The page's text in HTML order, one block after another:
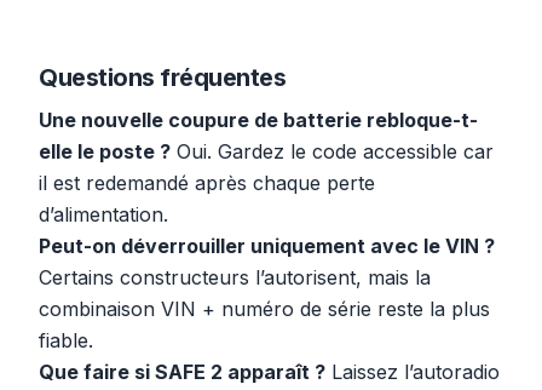
Questions fréquentes
Une nouvelle coupure de batterie rebloque-t-
elle le poste ? Oui. Gardez le code accessible car
il est redemandé après chaque perte
d’alimentation.
Peut-on déverrouiller uniquement avec le VIN ?
Certains constructeurs l’autorisent, mais la
combinaison VIN + numéro de série reste la plus
fiable.
Que faire si SAFE 2 apparaît ? Laissez l’autoradio